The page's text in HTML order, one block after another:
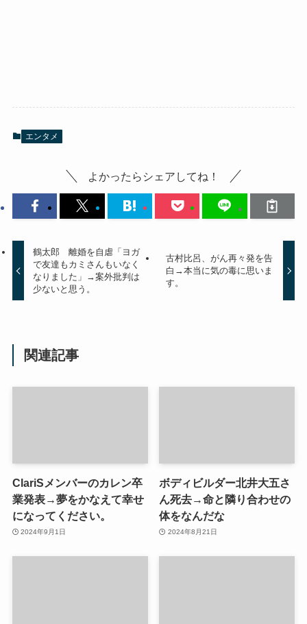
エンタメ
よかったらシェアしてね！
鶴太郎 離婚を自虐「ヨガ
で友達もカミさんもいなく
なりました」→案外批判は
少ないと思う。
古村比呂、がん再々発を告
白→本当に気の毒に思いま
す。
関連記事
ClariSメンバーのカレン卒
業発表→夢をかなえて幸せ
になってください。
2024年9月1日
ボディビルダー北井大五さ
ん死去→命と隣り合わせの
体をなんだな
2024年8月21日